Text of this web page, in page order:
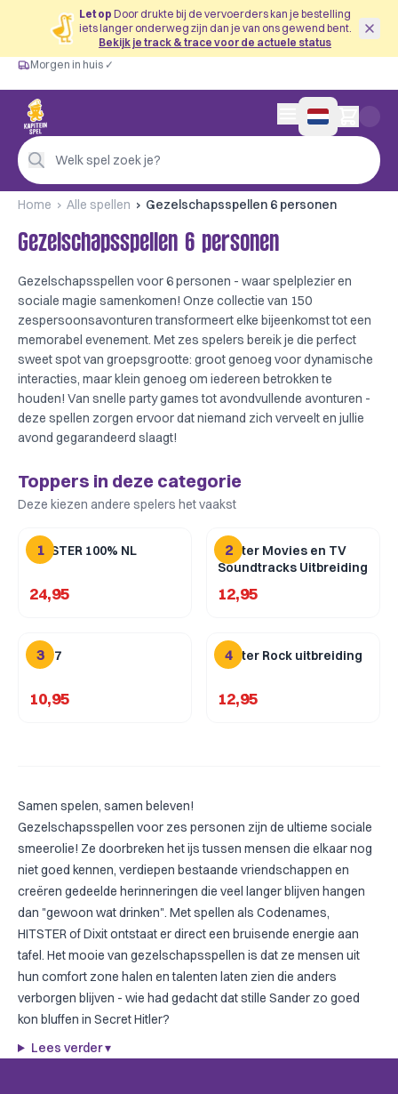
Let op Door drukte bij de vervoerders kan je bestelling
iets langer onderweg zijn dan je van ons gewend bent.
Bekijk je track & trace voor de actuele status
Gratis vanaf €60
Morgen in huis ✓
Persoonlijk advies
4,9/5 —
Morgen in huis ✓
Welk spel zoek je?
0 artikelen in
Home Alle spellen Gezelschapsspellen 6 personen
Gezelschapsspellen 6 personen
Gezelschapsspellen voor 6 personen - waar spelplezier en
sociale magie samenkomen! Onze collectie van 150
zespersoonsavonturen transformeert elke bijeenkomst tot een
memorabel evenement. Met zes spelers bereik je die perfect
sweet spot van groepsgrootte: groot genoeg voor dynamische
interacties, maar klein genoeg om iedereen betrokken te
houden! Van snelle party games tot avondvullende avonturen -
deze spellen zorgen ervoor dat niemand zich verveelt en jullie
avond gegarandeerd slaagt!
Toppers in deze categorie
Deze kiezen andere spelers het vaakst
1
HITSTER 100% NL
24,95
2
Hitster Movies en TV
Soundtracks Uitbreiding
12,95
3
Flip 7
10,95
4
Hitster Rock uitbreiding
12,95
Samen spelen, samen beleven!
Gezelschapsspellen voor zes personen zijn de ultieme sociale
smeerolie! Ze doorbreken het ijs tussen mensen die elkaar nog
niet goed kennen, verdiepen bestaande vriendschappen en
creëren gedeelde herinneringen die veel langer blijven hangen
dan "gewoon wat drinken". Met spellen als Codenames,
HITSTERofDixitontstaat er direct een bruisende energie aan
tafel. Het mooie van gezelschapsspellen is dat ze mensen uit
hun comfort zone halen en talenten laten zien die anders
verborgen blijven - wie had gedacht dat stille Sander zo goed
kon bluffen in Secret Hitler?
Lees verder▾